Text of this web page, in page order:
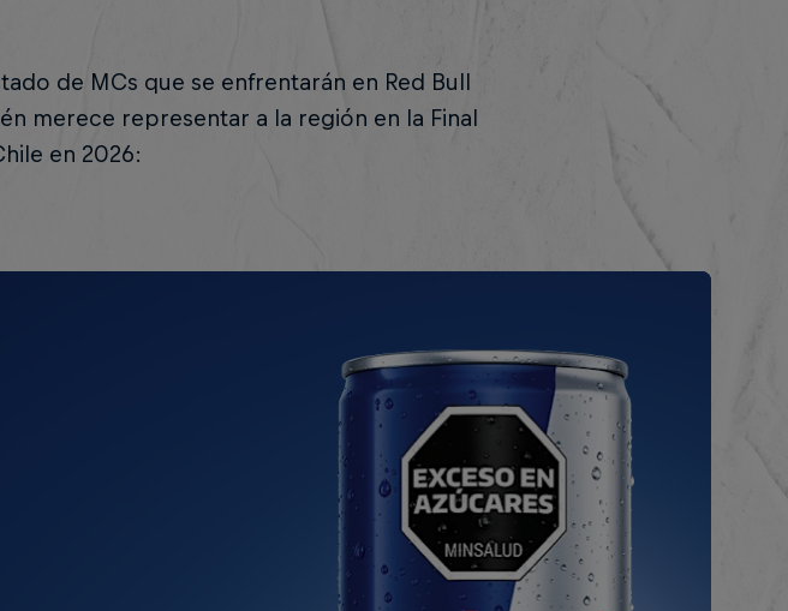
de MCs que se enfrentarán en Red Bull
merece representar a la región en la Final
en 2026: